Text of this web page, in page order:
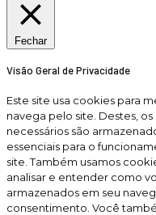
Fechar
Visão Geral de Privacidade
Este site usa cookies para
navega pelo site. Destes,
necessários são
essenciais para o
site. Também usamos
analisar e entender como
armazenados em seu
consentimento. Você